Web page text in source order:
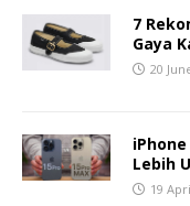
7
Gaya
20
Lebih
19